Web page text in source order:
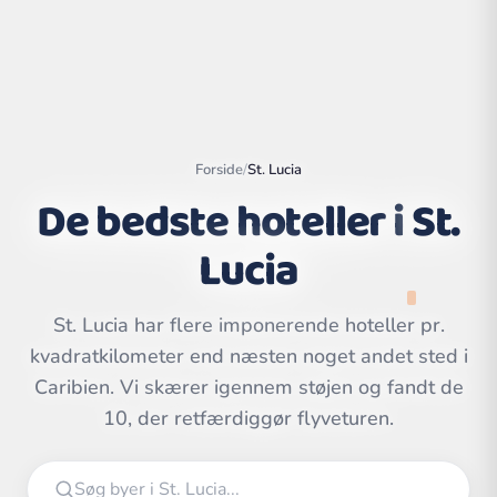
Leaflet
©
contributors | ©
CARTO
Forside/St. Lucia
De bedste hoteller iSt.
Lucia
St. Lucia har flere imponerende hoteller pr.
kvadratkilometer end næsten noget andet sted i
Caribien. Vi skærer igennem støjen og fandt de
10, der retfærdiggør flyveturen.